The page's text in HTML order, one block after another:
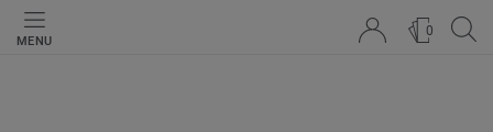
MENU
0